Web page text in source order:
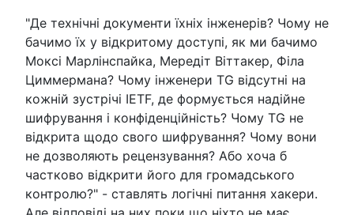
"Де технічні документи їхніх інженерів? Чому не
бачимо їх у відкритому доступі, як ми бачимо
Моксі Марлінспайка, Мередіт Віттакер, Філа
Циммермана? Чому інженери TG відсутні на
кожній зустрічі IETF, де формується надійне
шифрування і конфіденційність? Чому TG не
відкрита щодо свого шифрування? Чому вони
не дозволяють рецензування? Або хоча б
частково відкрити його для громадського
контролю?" - ставлять логічні питання хакери.